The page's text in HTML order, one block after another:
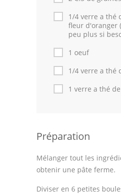
Espace Personnel
1/4 verre a thé
fleur d'oranger
peu plus si
1 oeuf
1/4 verre a thé
1 verre a thé
Préparation
Mélanger tout les
obtenir une pâte ferme.
Diviser en 6 petites